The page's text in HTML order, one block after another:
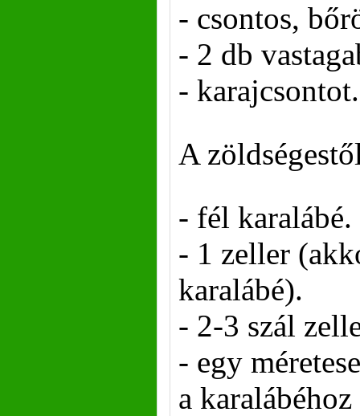
- csontos,
- 2 db
-
A
- fél karalábé.
- 1 zeller
karalábé).
- 2-3 szál
- egy
a